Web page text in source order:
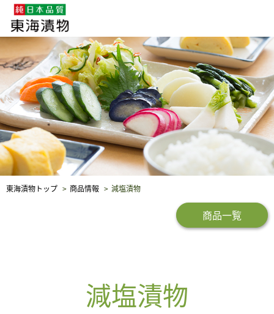
企業・採用情報 社会貢献 品質保証
東海漬物トップ 商品情報 減塩漬物
商品一覧
減塩漬物